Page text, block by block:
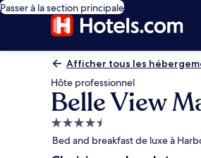
Passer à la section principale
Afficher tous les
Hôte professionnel
Belle View
Hébergement
4.5 étoiles
Bed and breakfast de luxe à